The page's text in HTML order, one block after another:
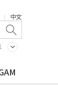
| 中文